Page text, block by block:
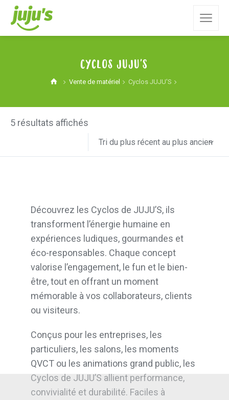
Cyclos JUJU'S
Vente de matériel Cyclos JUJU'S
5 résultats affichés
Tri du plus récent au plus ancien
Découvrez les Cyclos de JUJU’S, ils
transforment l’énergie humaine en
expériences ludiques, gourmandes et
éco-responsables. Chaque concept
valorise l’engagement, le fun et le bien-
être, tout en offrant un moment
mémorable à vos collaborateurs, clients
ou visiteurs.
Conçus pour les entreprises, les
particuliers, les salons, les moments
QVCT ou les animations grand public, les
Cyclos de JUJU’S allient performance,
convivialité et durabilité. Faciles à